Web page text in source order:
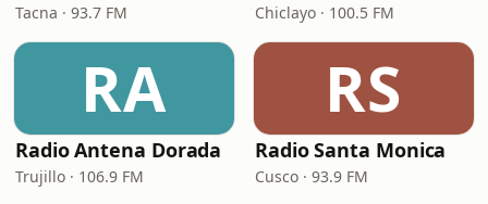
Tacna · 93.7 FM Chiclayo · 100.5 FM
RA
Radio Antena Dorada
Trujillo · 106.9 FM
RS
Radio Santa Monica
Cusco · 93.9 FM